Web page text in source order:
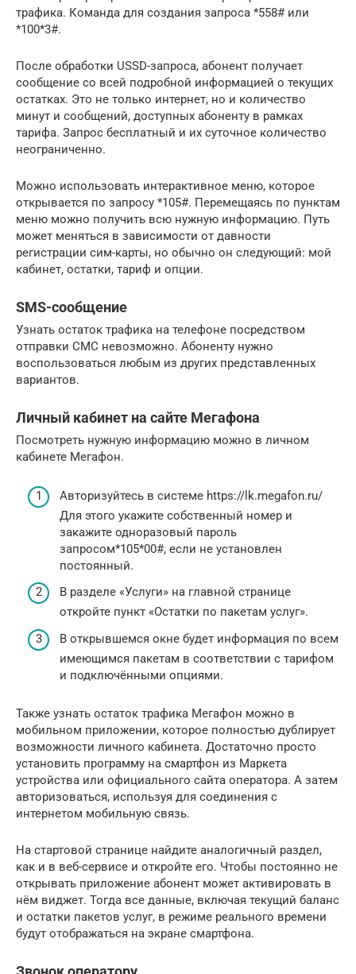
трафика. Команда для создания запроса *558# или
*100*3#.
После обработки USSD-запроса, абонент получает
сообщение со всей подробной информацией о текущих
остатках. Это не только интернет, но и количество
минут и сообщений, доступных абоненту в рамках
тарифа. Запрос бесплатный и их суточное количество
неограниченно.
Можно использовать интерактивное меню, которое
открывается по запросу *105#. Перемещаясь по пунктам
меню можно получить всю нужную информацию. Путь
может меняться в зависимости от давности
регистрации сим-карты, но обычно он следующий: мой
кабинет, остатки, тариф и опции.
SMS-сообщение
Узнать остаток трафика на телефоне посредством
отправки СМС невозможно. Абоненту нужно
воспользоваться любым из других представленных
вариантов.
Личный кабинет на сайте Мегафона
Посмотреть нужную информацию можно в личном
кабинете Мегафон.
Авторизуйтесь в системе https://lk.megafon.ru/
Для этого укажите собственный номер и
закажите одноразовый пароль
запросом*105*00#, если не установлен
постоянный.
В разделе «Услуги» на главной странице
откройте пункт «Остатки по пакетам услуг».
В открывшемся окне будет информация по всем
имеющимся пакетам в соответствии с тарифом
и подключёнными опциями.
Также узнать остаток трафика Мегафон можно в
мобильном приложении, которое полностью дублирует
возможности личного кабинета. Достаточно просто
установить программу на смартфон из Маркета
устройства или официального сайта оператора. А затем
авторизоваться, используя для соединения с
интернетом мобильную связь.
На стартовой странице найдите аналогичный раздел,
как и в веб-сервисе и откройте его. Чтобы постоянно не
открывать приложение абонент может активировать в
нём виджет. Тогда все данные, включая текущий баланс
и остатки пакетов услуг, в режиме реального времени
будут отображаться на экране смартфона.